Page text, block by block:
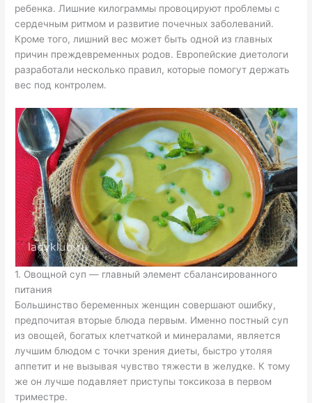
ребенка. Лишние килограммы провоцируют проблемы с
сердечным ритмом и развитие почечных заболеваний.
Кроме того, лишний вес может быть одной из главных
причин преждевременных родов. Европейские диетологи
разработали несколько правил, которые помогут держать
вес под контролем.
1. Овощной суп — главный элемент сбалансированного
питания
Большинство беременных женщин совершают ошибку,
предпочитая вторые блюда первым. Именно постный суп
из овощей, богатых клетчаткой и минералами, является
лучшим блюдом с точки зрения диеты, быстро утоляя
аппетит и не вызывая чувство тяжести в желудке. К тому
же он лучше подавляет приступы токсикоза в первом
триместре.